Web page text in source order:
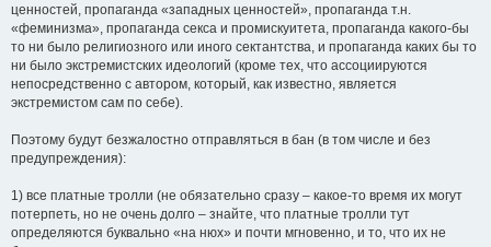
ценностей, пропаганда «западных ценностей», пропаганда т.н.
«феминизма», пропаганда секса и промискуитета, пропаганда какого-бы
то ни было религиозного или иного сектантства, и пропаганда каких бы то
ни было экстремистских идеологий (кроме тех, что ассоциируются
непосредственно с автором, который, как известно, является
экстремистом сам по себе).
Поэтому будут безжалостно отправляться в бан (в том числе и без
предупреждения):
1) все платные тролли (не обязательно сразу – какое-то время их могут
потерпеть, но не очень долго – знайте, что платные тролли тут
определяются буквально «на нюх» и почти мгновенно, и то, что их не